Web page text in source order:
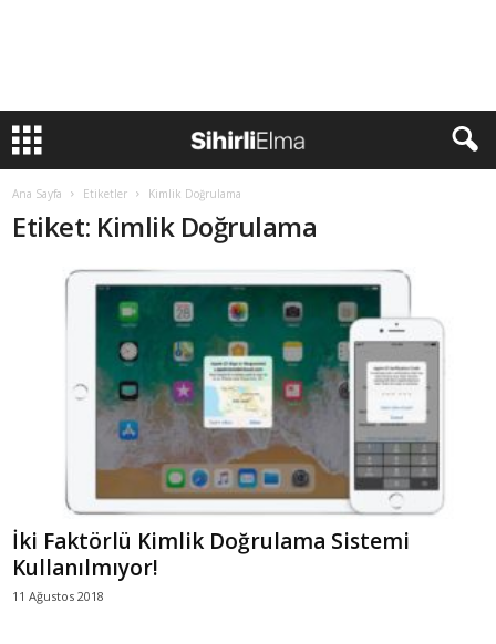
Ana Sayfa Etiketler Kimlik Doğrulama
Etiket: Kimlik Doğrulama
İki Faktörlü Kimlik Doğrulama Sistemi
Kullanılmıyor!
11 Ağustos 2018